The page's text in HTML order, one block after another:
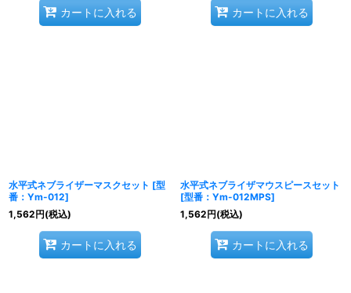
カートに入れる カートに入れる
水平式ネブライザーマスクセット [型
番：Ym-012]
1,562円(税込)
カートに入れる
水平式ネブライザマウスピースセット
[型番：Ym-012MPS]
1,562円(税込)
カートに入れる